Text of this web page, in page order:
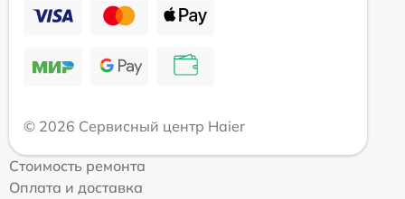
© 2026 Сервисный центр Haier
Стоимость ремонта
Оплата и доставка